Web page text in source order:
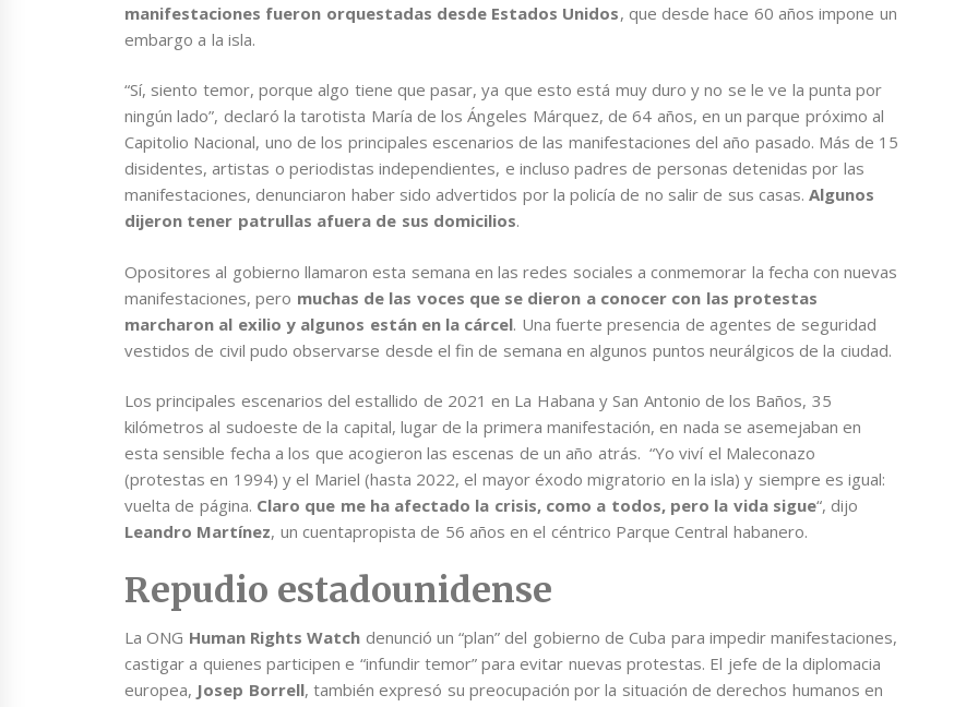
manifestaciones fueron orquestadas desde Estados Unidos, que desde hace 60 años impone un
embargo a la isla.
“Sí, siento temor, porque algo tiene que pasar, ya que esto está muy duro y no se le ve la punta por
ningún lado”, declaró la tarotista María de los Ángeles Márquez, de 64 años, en un parque próximo al
Capitolio Nacional, uno de los principales escenarios de las manifestaciones del año pasado. Más de 15
disidentes, artistas o periodistas independientes, e incluso padres de personas detenidas por las
manifestaciones, denunciaron haber sido advertidos por la policía de no salir de sus casas.Algunos
dijeron tener patrullas afuera de sus domicilios.
Opositores al gobierno llamaron esta semana en las redes sociales a conmemorar la fecha con nuevas
manifestaciones, pero muchas de las voces que se dieron a conocer con las protestas
marcharon al exilio y algunos están en la cárcel. Una fuerte presencia de agentes de seguridad
vestidos de civil pudo observarse desde el fin de semana en algunos puntos neurálgicos de la ciudad.
Los principales escenarios del estallido de 2021 en La Habana y San Antonio de los Baños, 35
kilómetros al sudoeste de la capital, lugar de la primera manifestación, en nada se asemejaban en
esta sensible fecha a los que acogieron las escenas de un año atrás. “Yo viví el Maleconazo
(protestas en 1994) y el Mariel (hasta 2022, el mayor éxodo migratorio en la isla) y siempre es igual:
vuelta de página. Claro que me ha afectado la crisis, como a todos, pero la vida sigue“, dijo
Leandro Martínez, un cuentapropista de 56 años en el céntrico Parque Central habanero.
Repudio estadounidense
La ONG Human Rights Watch denunció un “plan” del gobierno de Cuba para impedir manifestaciones,
castigar a quienes participen e “infundir temor” para evitar nuevas protestas. El jefe de la diplomacia
europea, Josep Borrell, también expresó su preocupación por la situación de derechos humanos en